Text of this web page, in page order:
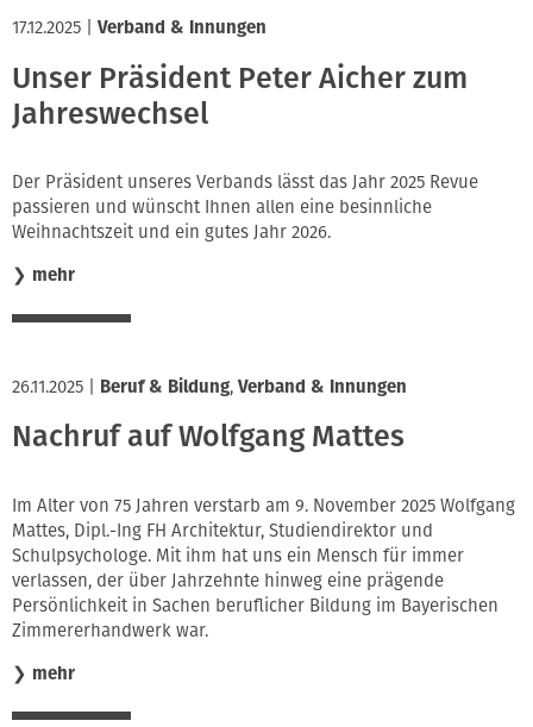
17.12.2025 Verband & Innungen
Unser Präsident Peter Aicher zum
Jahreswechsel
Der Präsident unseres Verbands lässt das Jahr 2025 Revue
passieren und wünscht Ihnen allen eine besinnliche
Weihnachtszeit und ein gutes Jahr 2026.
❯ mehr
26.11.2025 Beruf & Bildung, Verband & Innungen
Nachruf auf Wolfgang Mattes
Im Alter von 75 Jahren verstarb am 9. November 2025 Wolfgang
Mattes, Dipl.-Ing FH Architektur, Studiendirektor und
Schulpsychologe. Mit ihm hat uns ein Mensch für immer
verlassen, der über Jahrzehnte hinweg eine prägende
Persönlichkeit in Sachen beruflicher Bildung im Bayerischen
Zimmererhandwerk war.
❯ mehr